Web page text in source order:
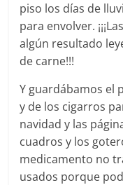
piso los días de
para envolver.
algún resultado
de carne!!!
Y guardábamos el
y de los cigarros
navidad y las
cuadros y los
medicamento no
usados porque